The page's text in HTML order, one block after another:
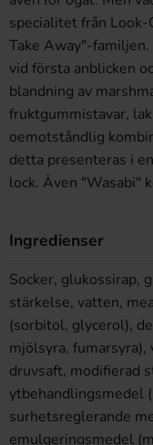
specialitet från Look-
Take Away"-
vid första anblicken
blandning av
fruktgummistavar,
oemotståndlig
detta presenteras i
lock. Även "Wasabi"
Ingredienser
Socker, glukossirap,
stärkelse, vatten,
(sorbitol, glycerol),
mjölsyra, fumarsyra),
druvsaft, modifierad
ytbehandlingsmedel
surhetsreglerande
emulgeringsmedel